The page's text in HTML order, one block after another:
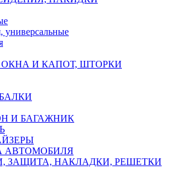
универсальные
И КАПОТ, ШТОРКИ
И БАГАЖНИК
АВТОМОБИЛЯ
ЗАЩИТА, НАКЛАДКИ, РЕШЕТКИ